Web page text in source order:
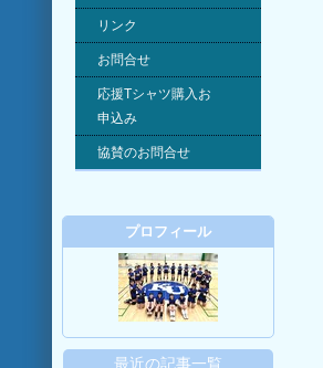
リンク
お問合せ
応援Tシャツ購入お
申込み
協賛のお問合せ
プロフィール
最近の記事一覧